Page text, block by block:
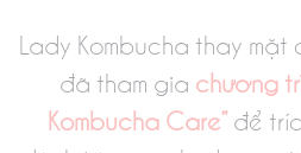
Lady Kombucha thay
đã tham gia chương
Kombucha Care” để